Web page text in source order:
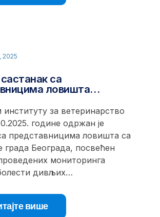
2025
са
ловишта…
за ветеринарство
године одржан је
представницима ловишта са
града Београда, посвећен
мониторинга
дивљих…
више